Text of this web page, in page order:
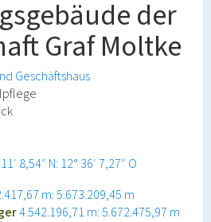
der
Graf Moltke
Geschäftshaus
8,54″ N: 12° 36′ 7,27″ O
m: 5.673.209,45 m
4.542.196,71 m: 5.672.475,97 m